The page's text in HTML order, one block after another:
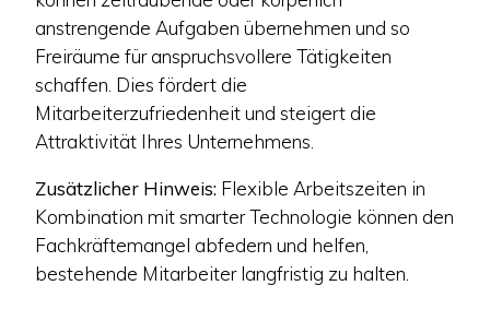
anstrengende Aufgaben übernehmen und so
Freiräume für anspruchsvollere Tätigkeiten
schaffen. Dies fördert die
Mitarbeiterzufriedenheit und steigert die
Attraktivität Ihres Unternehmens.
Zusätzlicher Hinweis: Flexible Arbeitszeiten in
Kombination mit smarter Technologie können den
Fachkräftemangel abfedern und helfen,
bestehende Mitarbeiter langfristig zu halten.